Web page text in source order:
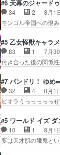
んへ…もう中学生な
での誕生プレゼン…
梅ちゃんがた…
当主が際限なくツガ
うガブちゃんさん
た時から伏線が張
い筈のガブちゃん、
あって、最終的に嫌
量のツガイに何事か
#6 天幕のジャード
34 2
8月1
モンゴル帝国への
タイの妃になっても
ネの過去、宝石だっ
の過去、、辛かっ
良い人でも、女は
過去には同情の言
去…萌え袖が可愛い
ラ、2人だけの同盟
#5 乙女怪獣キャラ
83 1
7月
付き合った後の関
とメスってて何この
い始めたら始めたで
つ踏み出す黒絵ち
ルが可愛いお茶目
らっしゃるからかし
るのはいいけど自分
のかはまだ不明だが
#7 バンドリ！ ゆめ
32 4
8月1
ビオラうっっっっ
ラが悪魔すぎて気分
とめました(７話ま
がバッチリ嵌って
なんて気にしない
#5 ワールド イズ ダ
10 1
8月1
要は天才肌の餓鬼